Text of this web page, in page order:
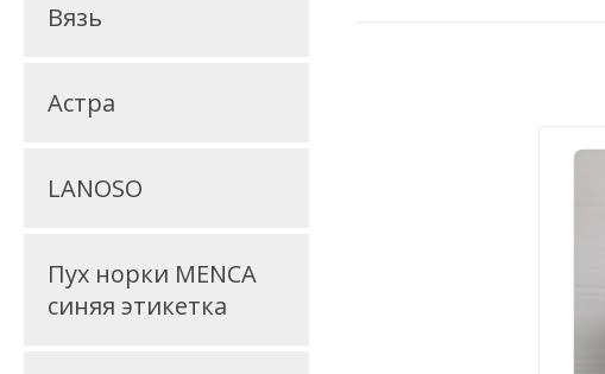
Вязь
Астра
LANOSO
Пух норки MENCA
синяя этикетка